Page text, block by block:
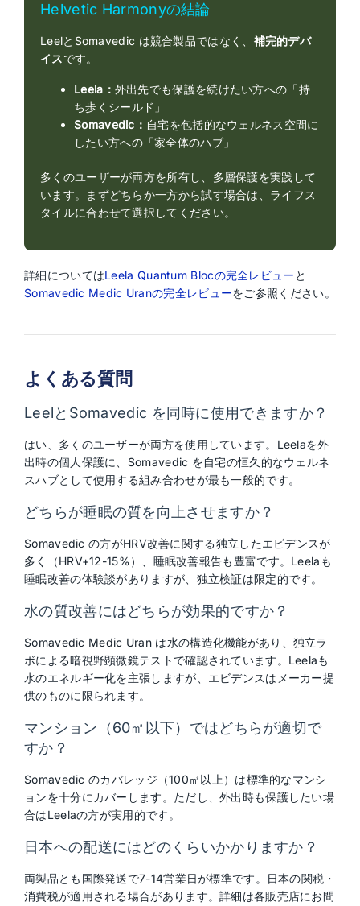
Helvetic Harmonyの結論
LeelとSomavedic は競合製品ではなく、 補完的デバ
イスです。
Leela： 外出先でも保護を続けたい方への「持
ち歩くシールド」
Somavedic： 自宅を包括的なウェルネス空間に
したい方への「家全体のハブ」
多くのユーザーが両方を所有し、多層保護を実践して
います。まずどちらか一方から試す場合は、ライフス
タイルに合わせて選択してください。
詳細についてはLeela Quantum Blocの完全レビュー と
Somavedic Medic Uranの完全レビューをご参照ください。
よくある質問
LeelとSomavedic を同時に使用できますか？
はい、多くのユーザーが両方を使用しています。Leelaを外
出時の個人保護に、Somavedic を自宅の恒久的なウェルネ
スハブとして使用する組み合わせが最も一般的です。
どちらが睡眠の質を向上させますか？
Somavedic の方がHRV改善に関する独立したエビデンスが
多く（HRV+12-15%）、睡眠改善報告も豊富です。Leelaも
睡眠改善の体験談がありますが、独立検証は限定的です。
水の質改善にはどちらが効果的ですか？
Somavedic Medic Uran は水の構造化機能があり、独立ラ
ボによる暗視野顕微鏡テストで確認されています。Leelaも
水のエネルギー化を主張しますが、エビデンスはメーカー提
供のものに限られます。
マンション（60㎡以下）ではどちらが適切で
すか？
Somavedic のカバレッジ（100㎡以上）は標準的なマンシ
ョンを十分にカバーします。ただし、外出時も保護したい場
合はLeelaの方が実用的です。
日本への配送にはどのくらいかかりますか？
両製品とも国際発送で7-14営業日が標準です。日本の関税・
消費税が適用される場合があります。詳細は各販売店にお問